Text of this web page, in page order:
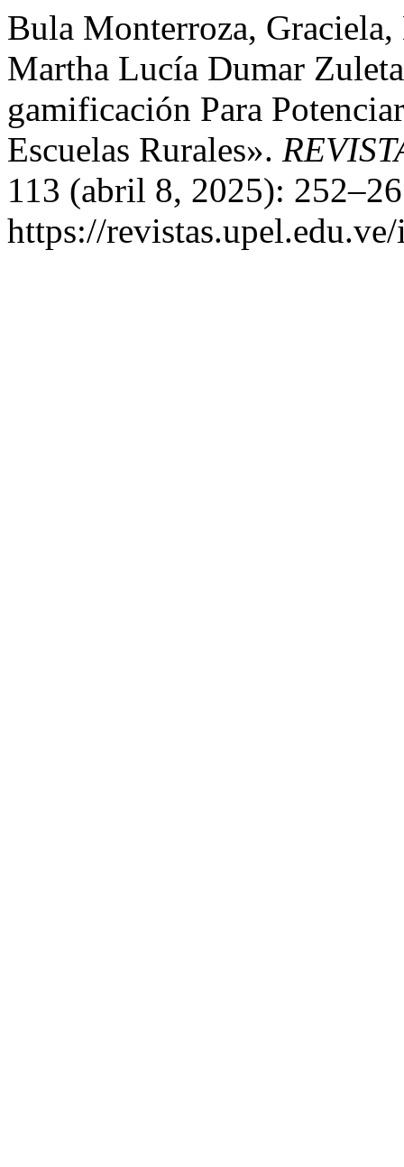
Bula Monterroza,
Martha Lucía Dumar
gamificación Para
Escuelas Rurales».
113 (abril 8, 2025):
https://